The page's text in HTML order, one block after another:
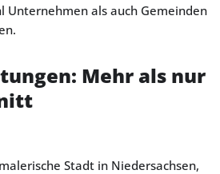
Unternehmen als auch Gemeinden
Mehr als nur
Stadt in Niedersachsen,